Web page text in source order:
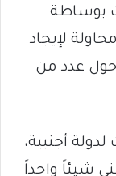
بوساطة
لإيجاد
حول عدد من
أجنبية،
شيئاً واحداً